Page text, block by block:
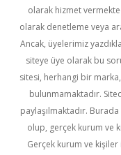
olarak hizmet
olarak denetleme veya
Ancak, üyelerimiz
siteye üye olarak bu
sitesi, herhangi bir
bulunmamaktadır.
paylaşılmaktadır.
olup, gerçek kurum ve
Gerçek kurum ve